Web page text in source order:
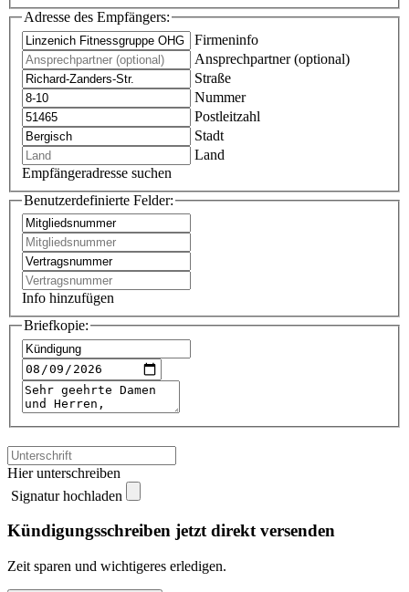
Adresse des Empfängers:
Firmeninfo
Ansprechpartner (optional)
Straße
Nummer
Postleitzahl
Stadt
Land
Empfängeradresse suchen
Benutzerdefinierte Felder:
Info hinzufügen
Briefkopie:
Hier unterschreiben
Signatur hochladen
Kündigungsschreiben jetzt direkt versenden
Zeit sparen und wichtigeres erledigen.